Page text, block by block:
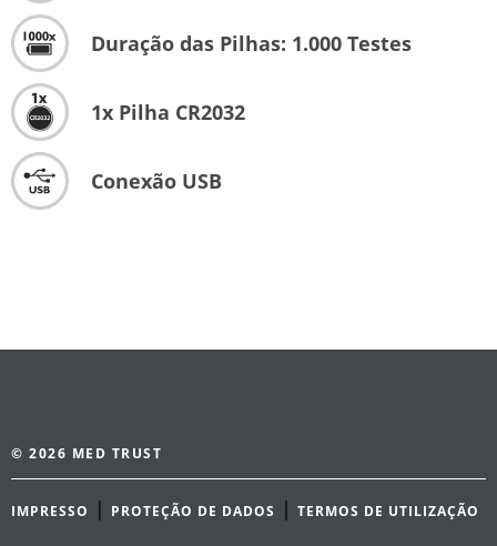
Duração das Pilhas: 1.000 Testes
1x Pilha CR2032
Conexão USB
© 2026 MED TRUST
IMPRESSO | PROTEÇÃO DE DADOS | TERMOS DE UTILIZAÇÃO